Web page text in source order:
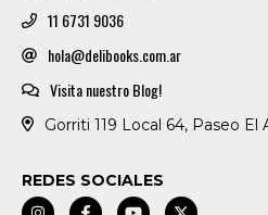
11 6731 9036
hola@delibooks.com.ar
Visita nuestro Blog!
Gorriti 119 Local 64, Paseo
REDES SOCIALES